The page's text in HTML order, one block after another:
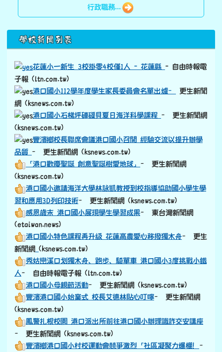
行政職務...
下中區域內容
學校新聞列表
花蓮小一新生 3校掛零4校僅1人 - 花蓮縣 - 自由時報電
子報 (ltn.com.tw)
港口國小112學年度學生家長委員會名單出爐–
更生新聞
網 (ksnews.com.tw)
港口國小石梯坪硨磲貝夏日海洋科學課程 – 更生新聞網
(ksnews.com.tw)
豐濱鄉校長聯席會議港口國小召開 經驗交流以提升辦學
品質 – 更生新聞網 (ksnews.com.tw)
「港口歡慶聖誕 創意聖誕樹愛地球」 – 更生新聞網
(ksnews.com.tw)
港口國小邀請海洋大學林詠凱教授到校指導協助國小學生學
習和應用3D列印技術– 更生新聞網 (ksnews.com.tw)
感恩歲末 港口國小展現學生學習成果– 東台灣新聞網
(etaiwan.news)
港口國小特色課程再升級 花蓮高農愛心移撥獨木舟– 更生
新聞網 link to https://old.ksnews.com.tw/v2024052007/
(ksnews.com.tw)
秀姑巒溪口划獨木舟、跑步、騎單車 港口國小3度挑戰小鐵
人– 自由時報電子報 (ltn.com.tw)
港口國小母親節活動– 更生新聞網 (ksnews.com.tw)
豐濱港口國小始業式 校長艾德林貼心叮嚀– 更生新聞網
(ksnews.com.tw)
鳳警扎根校園 港口派出所前往港口國小辦理識詐交安講座
– 更生新聞網 (ksnews.com.tw)
豐濱鄉港口國小村校運動會競爭激烈「社區凝聚力爆棚！ –